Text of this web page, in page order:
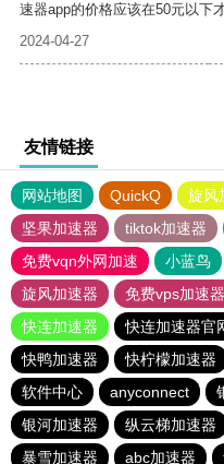
速器app的价格应该在50元以下
2024-04-27
友情链接
网站地图 QuickQ 旋风
坚果加速器
tiktok加速器
免费vqn外网加速
小蓝鸟
旋风加速器
免费vps加速
快连加速器
快连加速器官
快鸭加速器
快柠檬加速器
软件中心
anyconnect
银河加速器
纵云梯加速器
暴雪加速器
abc加速器